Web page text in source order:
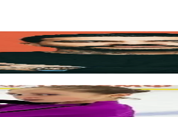
Татьяна